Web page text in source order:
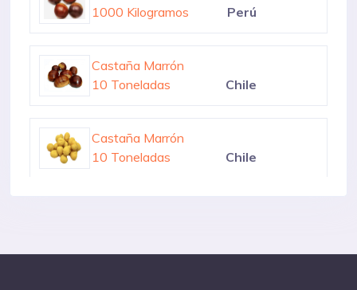
1000 Toneladas
Bolivia
1000 Kilogramos
10 Toneladas
Castaña